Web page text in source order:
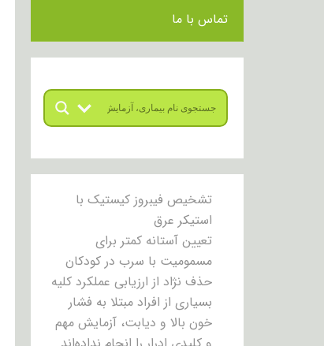
تماس با ما
تشخیص فیبروز کیستیک با
استیکر عرق
تعیین آستانه کمتر برای
مسمومیت با سرب در کودکان
حذف نژاد از ارزیابی عملکرد کلیه
بسیاری از افراد مبتلا به فشار
خون بالا و دیابت، آزمایش مهم